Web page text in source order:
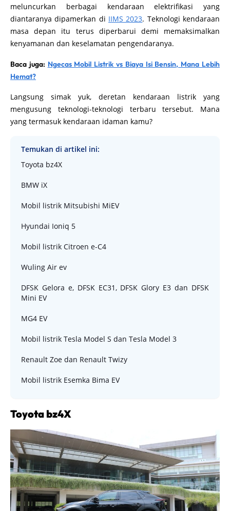
meluncurkan berbagai kendaraan elektrifikasi yang
diantaranya dipamerkan di IIMS 2023. Teknologi kendaraan
masa depan itu terus diperbarui demi memaksimalkan
kenyamanan dan keselamatan pengendaranya.
Baca juga: Ngecas Mobil Listrik vs Biaya Isi Bensin, Mana Lebih
Hemat?
Langsung simak yuk, deretan kendaraan listrik yang
mengusung teknologi-teknologi terbaru tersebut. Mana
yang termasuk kendaraan idaman kamu?
Temukan di artikel ini:
Toyota bz4X
BMW iX
Mobil listrik Mitsubishi MiEV
Hyundai Ioniq 5
Mobil listrik Citroen e-C4
Wuling Air ev
DFSK Gelora e, DFSK EC31, DFSK Glory E3 dan DFSK
Mini EV
MG4 EV
Mobil listrik Tesla Model S dan Tesla Model 3
Renault Zoe dan Renault Twizy
Mobil listrik Esemka Bima EV
Toyota bz4X